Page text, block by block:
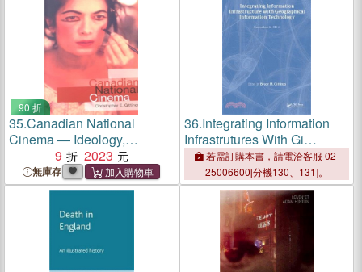
90 折
35.Canadian National
Cinema ― Ideology,
Difference and
Representation
9 2023
無庫存
36.Integrating Information
Infrastrutures With Gi
Technology
若需訂購本書，請電洽客服 02-
25006600[分機130、131]。